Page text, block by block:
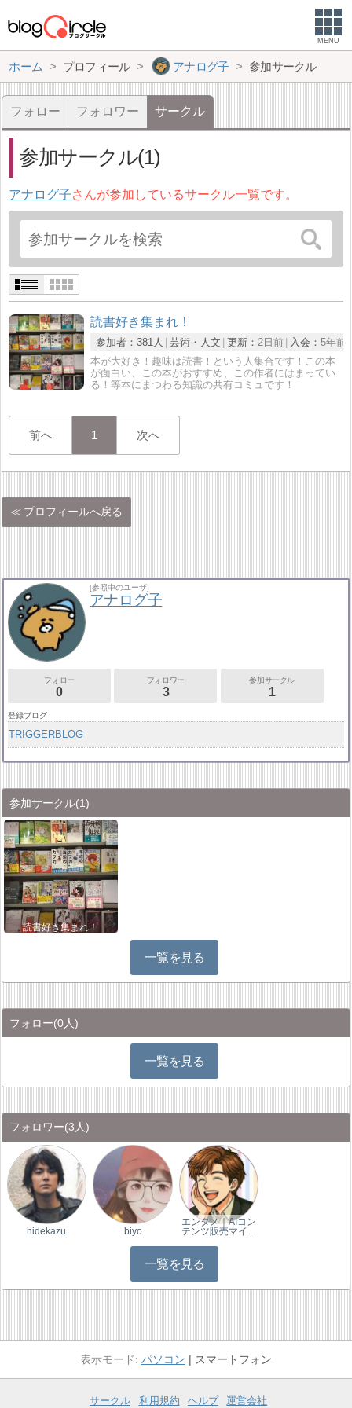
MENU
ホーム プロフィール アナログ子 参加サークル
フォロー フォロワー サークル
参加サークル(1)
アナログ子さんが参加しているサークル一覧です。
読書好き集まれ！
参加者： 381人 芸術・人文 更新： 2日前 入会： 5年前
本が大好き！趣味は読書！という人集合です！この本
が面白い、この本がおすすめ、この作者にはまってい
る！等本にまつわる知識の共有コミュです！
前へ 1 次へ
プロフィールへ戻る
[参照中のユーザ]
アナログ子
フォロー
0
フォロワー
3
参加サークル
1
登録ブログ
TRIGGERBLOG
参加サークル(1)
読書好き集まれ！
一覧を見る
フォロー(0人)
一覧を見る
フォロワー(3人)
hidekazu biyo
エンタメ｜AIコン
テンツ販売マイ…
一覧を見る
パソコン スマートフォン
サークル 利用規約 ヘルプ 運営会社